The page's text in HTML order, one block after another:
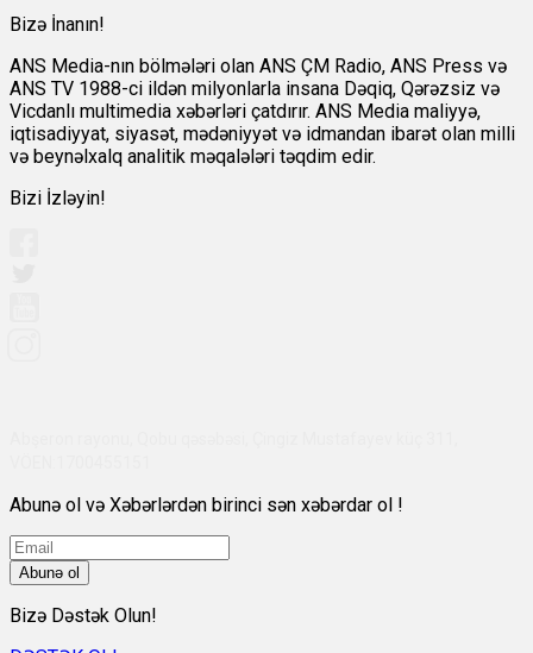
Bizə İnanın!
ANS Media-nın bölmələri olan ANS ÇM Radio, ANS Press və
ANS TV 1988-ci ildən milyonlarla insana Dəqiq, Qərəzsiz və
Vicdanlı multimedia xəbərləri çatdırır. ANS Media maliyyə,
iqtisadiyyat, siyasət, mədəniyyət və idmandan ibarət olan milli
və beynəlxalq analitik məqalələri təqdim edir.
Bizi İzləyin!
Abunə ol və Xəbərlərdən birinci sən xəbərdar ol !
Abunə ol
Bizə Dəstək Olun!